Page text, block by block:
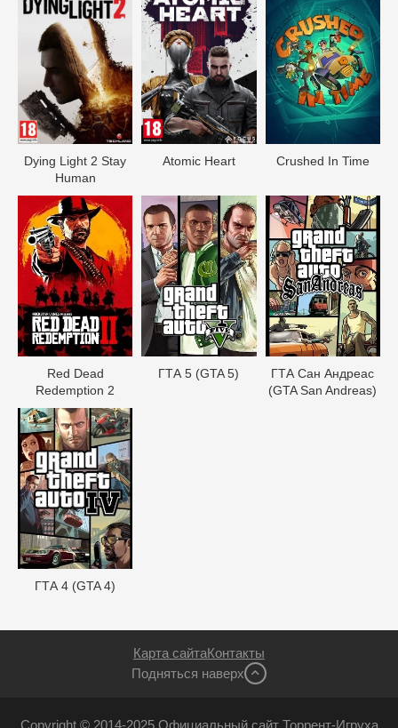
Dying Light 2 Stay
Human
Atomic Heart Crushed In Time
Red Dead
Redеmption 2
ГТА 5 (GTA 5)
ГТА Сан Андреас
(GTA San Andreas)
ГТА 4 (GTA 4)
Карта сайтаКонтакты
Подняться наверх
Copyright © 2014-2025 Официальный сайт Торрент-Игруха